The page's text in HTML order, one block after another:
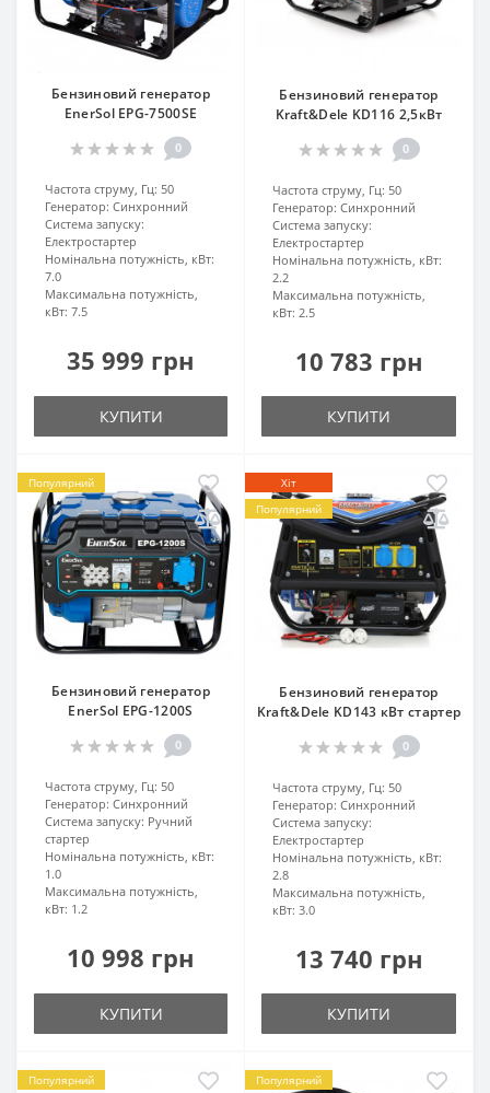
Бензиновий генератор
EnerSol EPG-7500SE
0
Частота струму, Гц: 50
Генератор: Синхронний
Система запуску:
Електростартер
Номінальна потужність, кВт:
7.0
Максимальна потужність,
кВт: 7.5
35 999 грн
КУПИТИ
Бензиновий генератор
Kraft&Dele KD116 2,5кВт
0
Частота струму, Гц: 50
Генератор: Синхронний
Система запуску:
Електростартер
Номінальна потужність, кВт:
2.2
Максимальна потужність,
кВт: 2.5
10 783 грн
КУПИТИ
Популярний
Бензиновий генератор
EnerSol EPG-1200S
0
Частота струму, Гц: 50
Генератор: Синхронний
Система запуску: Ручний
стартер
Номінальна потужність, кВт:
1.0
Максимальна потужність,
кВт: 1.2
10 998 грн
КУПИТИ
Хіт
Популярний
Бензиновий генератор
Kraft&Dele KD143 кВт стартер
0
Частота струму, Гц: 50
Генератор: Синхронний
Система запуску:
Електростартер
Номінальна потужність, кВт:
2.8
Максимальна потужність,
кВт: 3.0
13 740 грн
КУПИТИ
Популярний Популярний